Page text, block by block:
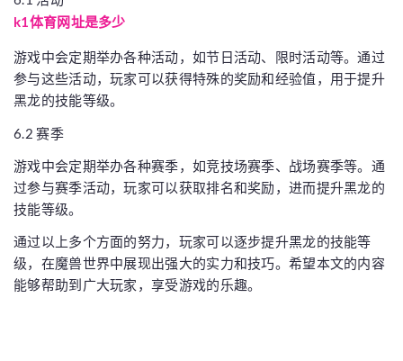
k1体育网址是多少
游戏中会定期举办各种活动，如节日活动、限时活动等。通过
参与这些活动，玩家可以获得特殊的奖励和经验值，用于提升
黑龙的技能等级。
6.2 赛季
游戏中会定期举办各种赛季，如竞技场赛季、战场赛季等。通
过参与赛季活动，玩家可以获取排名和奖励，进而提升黑龙的
技能等级。
通过以上多个方面的努力，玩家可以逐步提升黑龙的技能等
级，在魔兽世界中展现出强大的实力和技巧。希望本文的内容
能够帮助到广大玩家，享受游戏的乐趣。